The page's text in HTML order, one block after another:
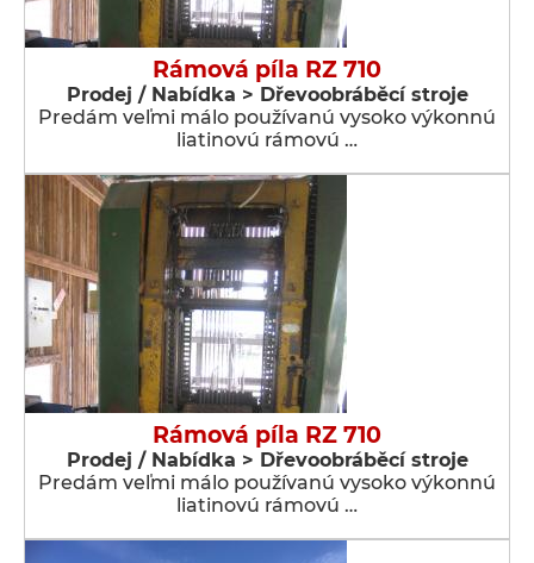
Rámová píla RZ 710
Prodej / Nabídka > Dřevoobráběcí stroje
Predám veľmi málo používanú vysoko výkonnú
liatinovú rámovú …
Rámová píla RZ 710
Prodej / Nabídka > Dřevoobráběcí stroje
Predám veľmi málo používanú vysoko výkonnú
liatinovú rámovú …